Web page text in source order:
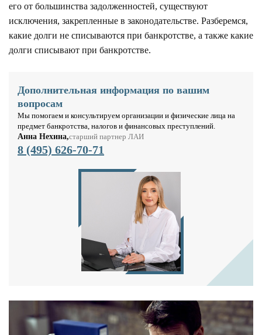
его от большинства задолженностей, существуют
исключения, закрепленные в законодательстве. Разберемся,
какие долги не списываются при банкротстве, а также какие
долги списывают при банкротстве.
Дополнительная информация по вашим
вопросам
Мы помогаем и консультируем организации и физические лица на
предмет банкротства, налогов и финансовых преступлений.
Анна Нехина,старший партнер ЛАИ
8 (495) 626-70-71